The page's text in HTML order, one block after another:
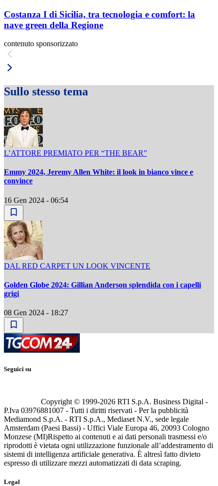
Costanza I di Sicilia, tra tecnologia e comfort: la
nave green della Regione
contenuto sponsorizzato
Sullo stesso tema
L’ATTORE PREMIATO PER “THE BEAR”
Emmy 2024, Jeremy Allen White: il look in bianco vince e
convince
16 Gen 2024 - 06:54
DAL RED CARPET UN LOOK VINCENTE
Golden Globe 2024: Gillian Anderson splendida con i capelli
grigi
08 Gen 2024 - 18:27
Seguici su
Copyright © 1999-2026 RTI S.p.A. Business Digital -
P.Iva 03976881007 - Tutti i diritti riservati - Per la pubblicità
Mediamond S.p.A. - RTI S.p.A., Mediaset N.V., sede legale
Amsterdam (Paesi Bassi) - Uffici Viale Europa 46, 20093 Cologno
Monzese (MI)Rispetto ai contenuti e ai dati personali trasmessi e/o
riprodotti è vietata ogni utilizzazione funzionale all’addestramento di
sistemi di intelligenza artificiale generativa. È altresì fatto divieto
espresso di utilizzare mezzi automatizzati di data scraping.
Legal